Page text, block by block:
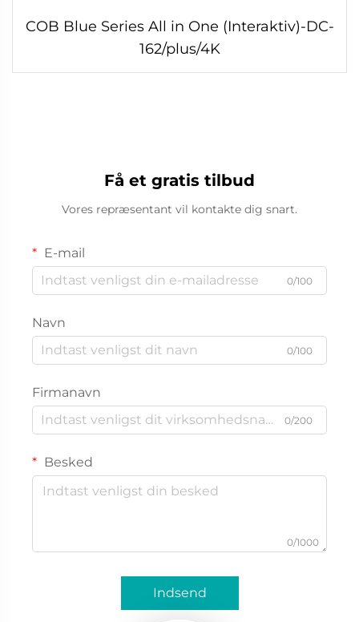
COB Blue Series All in One (Interaktiv)-DC-
162/plus/4K
Få et gratis tilbud
Vores repræsentant vil kontakte dig snart.
E-mail
0/100
Navn
0/100
Firmanavn
0/200
Besked
0/1000
Indsend